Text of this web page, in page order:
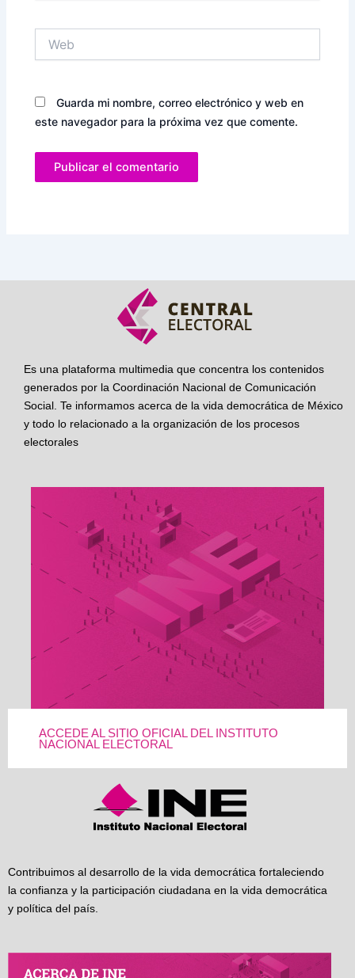
Guarda mi nombre, correo electrónico y web en
este navegador para la próxima vez que comente.
Es una plataforma multimedia que concentra los contenidos
generados por la Coordinación Nacional de Comunicación
Social. Te informamos acerca de la vida democrática de México
y todo lo relacionado a la organización de los procesos
electorales
ACCEDE AL SITIO OFICIAL DEL INSTITUTO
NACIONAL ELECTORAL
Contribuimos al desarrollo de la vida democrática fortaleciendo
la confianza y la participación ciudadana en la vida democrática
y política del país.